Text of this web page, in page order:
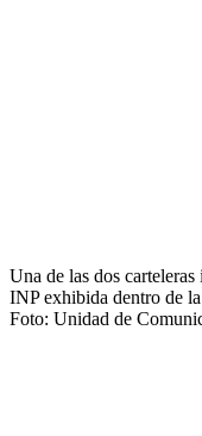
Una de las dos
INP exhibida dentro de
Foto: Unidad de